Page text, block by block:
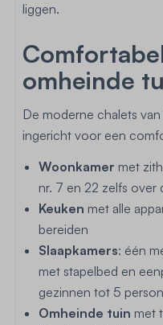
liggen.
omheinde
De moderne chalets
ingericht voor een
Woonkamer met
nr. 7 en 22 zelfs over
Keuken met alle
bereiden
Slaapkamers: één
met stapelbed en
gezinnen tot 5
Omheinde tuin met